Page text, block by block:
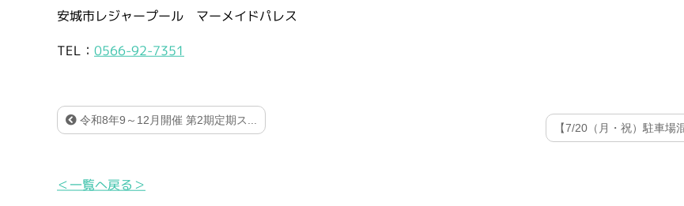
安城市レジャープール マーメイドパレス
TEL：0566-92-7351
令和8年9～12月開催 第2期定期ス...
【7/20（月・祝）駐車場
＜一覧へ戻る＞